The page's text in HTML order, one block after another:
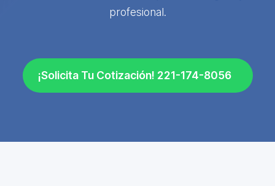
profesional.
¡Solicita Tu Cotización! 221-174-8056